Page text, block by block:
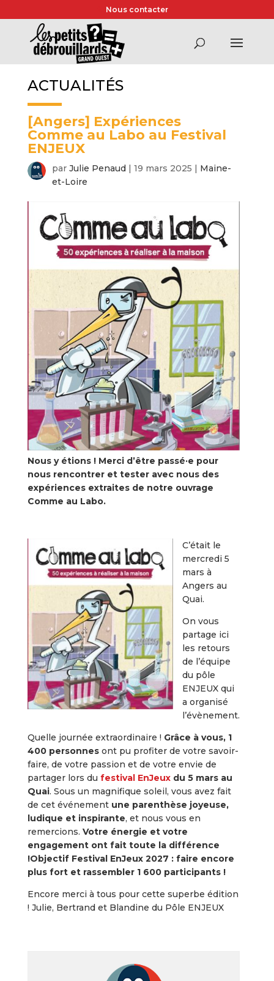
Nous contacter
ACTUALITÉS
[Angers] Expériences
Comme au Labo au Festival
ENJEUX
par Julie Penaud| 19 mars 2025 | Maine-
et-Loire
Nous y étions ! Merci d’être passé·e pour
nous rencontrer et tester avec nous des
expériences extraites de notre ouvrage
Comme au Labo.
C’était le
mercredi 5
mars à
Angers au
Quai.
On vous
partage ici
les retours
de l’équipe
du pôle
ENJEUX qui
a organisé
l’évènement.
Quelle journée extraordinaire ! Grâce à vous, 1
400 personnesont pu profiter de votre savoir-
faire, de votre passion et de votre envie de
partager lors du festival EnJeuxdu 5 mars au
Quai. Sous un magnifique soleil, vous avez fait
de cet événement une parenthèse joyeuse,
ludique et inspirante, et nous vous en
remercions. Votre énergie et votre
engagement ont fait toute la différence
!Objectif Festival EnJeux 2027 : faire encore
plus fort et rassembler 1 600 participants !
Encore merci à tous pour cette superbe édition
! Julie, Bertrand et Blandine du Pôle ENJEUX